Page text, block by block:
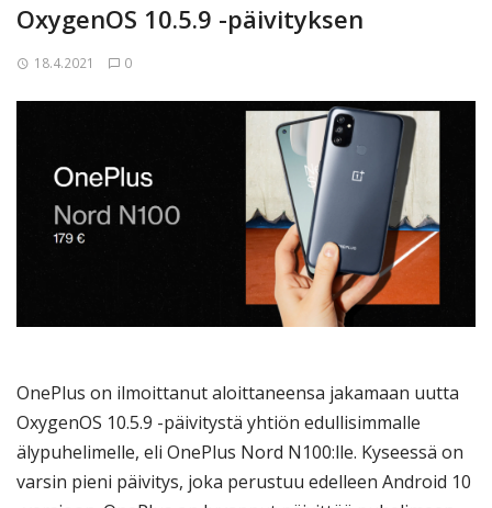
OxygenOS 10.5.9 -päivityksen
18.4.2021 0
OnePlus on ilmoittanut aloittaneensa jakamaan uutta
OxygenOS 10.5.9 -päivitystä yhtiön edullisimmalle
älypuhelimelle, eli OnePlus Nord N100:lle. Kyseessä on
varsin pieni päivitys, joka perustuu edelleen Android 10